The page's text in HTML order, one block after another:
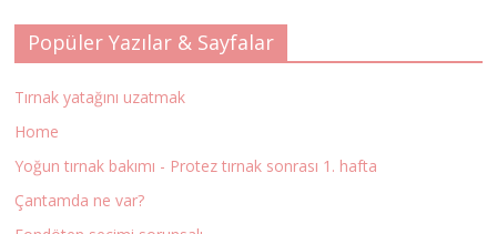
Popüler Yazılar & Sayfalar
Tırnak yatağını uzatmak
Home
Yoğun tırnak bakımı - Protez tırnak sonrası 1. hafta
Çantamda ne var?